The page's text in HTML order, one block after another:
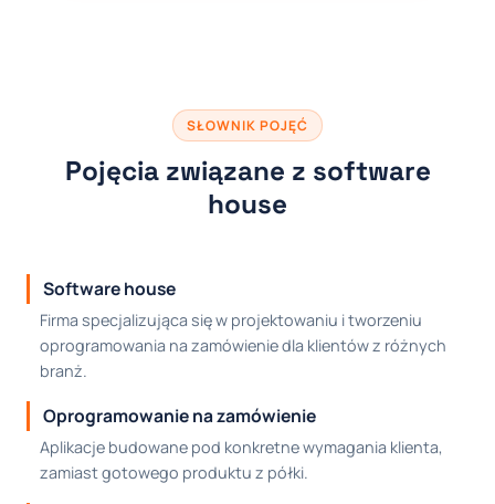
SŁOWNIK POJĘĆ
Pojęcia związane z software
house
Software house
Firma specjalizująca się w projektowaniu i tworzeniu
oprogramowania na zamówienie dla klientów z różnych
branż.
Oprogramowanie na zamówienie
Aplikacje budowane pod konkretne wymagania klienta,
zamiast gotowego produktu z półki.